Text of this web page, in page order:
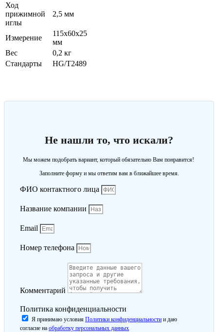
Ход
прижимной
иглы
2,5 мм
Измерение
115x60x25
мм
Вес
0,2 кг
Стандарты
HG/Т2489
Не нашли то, что искали?
Мы можем подобрать вариант, который обязательно Вам понравится!
Заполните форму и мы ответим вам в ближайшее время.
ФИО контактного лица
Название компании
Email
Номер телефона
Комментарий
Политика конфиденциальности
Я принимаю условия Политики конфиденциальности и даю
согласие на обработку персональных данных